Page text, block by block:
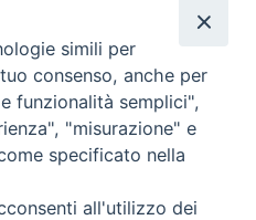
Uffici:
– 13:00
– 12:30
su
simili per
consenso, anche per
funzionalità semplici",
"misurazione" e
specificato nella
all'utilizzo dei